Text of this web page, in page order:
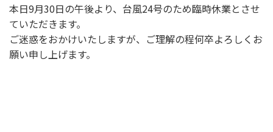
本日9月30日の午後より、台風24号のため臨時休業とさせ
ていただきます。
ご迷惑をおかけいたしますが、ご理解の程何卒よろしくお
願い申し上げます。